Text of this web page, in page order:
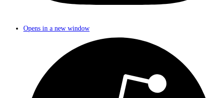
Opens in a new window